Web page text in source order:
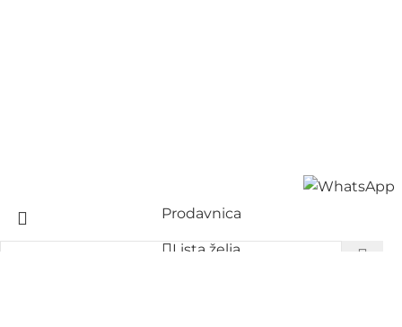
Prodavnica
Lista želja